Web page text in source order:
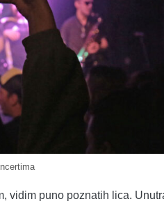
vidim puno poznatih lica.